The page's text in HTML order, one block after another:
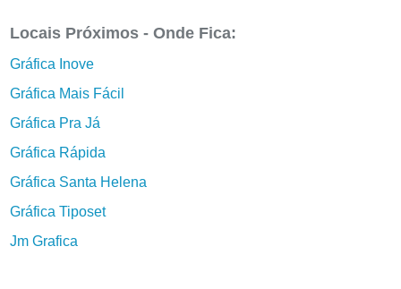
Locais Próximos - Onde Fica:
Gráfica Inove
Gráfica Mais Fácil
Gráfica Pra Já
Gráfica Rápida
Gráfica Santa Helena
Gráfica Tiposet
Jm Grafica